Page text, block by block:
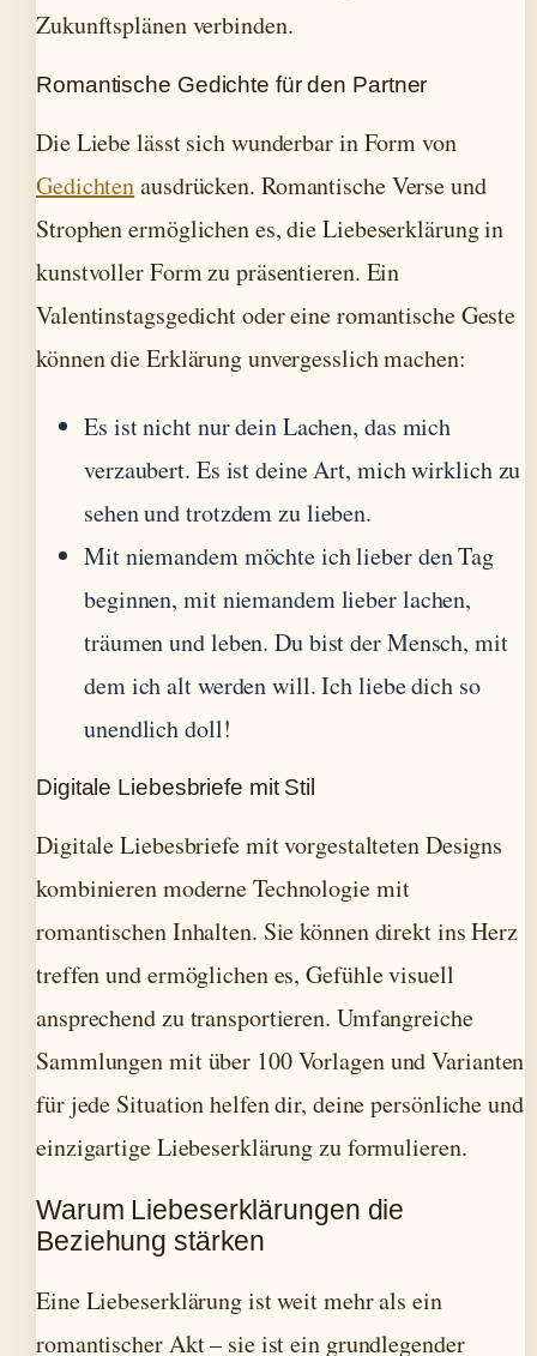
Zukunftsplänen verbinden.
Romantische Gedichte für den Partner
Die Liebe lässt sich wunderbar in Form von
Gedichtenausdrücken. Romantische Verse und
Strophen ermöglichen es, die Liebeserklärung in
kunstvoller Form zu präsentieren. Ein
Valentinstagsgedicht oder eine romantische Geste
können die Erklärung unvergesslich machen:
Es ist nicht nur dein Lachen, das mich
verzaubert. Es ist deine Art, mich wirklich zu
sehen und trotzdem zu lieben.
Mit niemandem möchte ich lieber den Tag
beginnen, mit niemandem lieber lachen,
träumen und leben. Du bist der Mensch, mit
dem ich alt werden will. Ich liebe dich so
unendlich doll!
Digitale Liebesbriefe mit Stil
Digitale Liebesbriefe mit vorgestalteten Designs
kombinieren moderne Technologie mit
romantischen Inhalten. Sie können direkt ins Herz
treffen und ermöglichen es, Gefühle visuell
ansprechend zu transportieren. Umfangreiche
Sammlungen mit über 100 Vorlagen und Varianten
für jede Situation helfen dir, deine persönliche und
einzigartige Liebeserklärung zu formulieren.
Warum Liebeserklärungen die
Beziehung stärken
Eine Liebeserklärung ist weit mehr als ein
romantischer Akt – sie ist ein grundlegender